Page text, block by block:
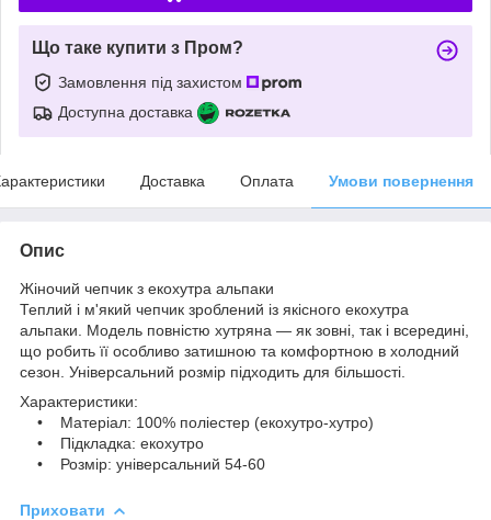
Що таке купити з Пром?
Замовлення під захистом
Доступна доставка
Доставка Оплата Умови повернення
Опис
Жіночий чепчик з екохутра альпаки
Теплий і м'який чепчик зроблений із якісного екохутра
альпаки. Модель повністю хутряна — як зовні, так і всередині,
що робить її особливо затишною та комфортною в холодний
сезон. Універсальний розмір підходить для більшості.
Характеристики:
• Матеріал: 100% поліестер (екохутро-хутро)
• Підкладка: екохутро
• Розмір: універсальний 54-60
Приховати